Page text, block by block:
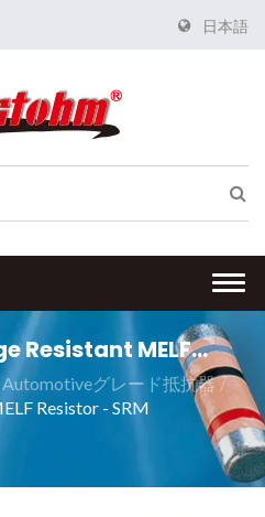
日本語
Resistant MELF
1%) | サージ耐性
| FIRSTOHM
Automotiveグレード抵抗器 /
Resistor - SRM